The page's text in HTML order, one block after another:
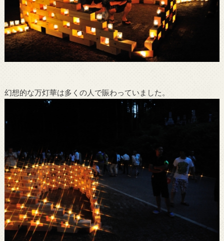
幻想的な万灯華は多くの人で賑わっていました。